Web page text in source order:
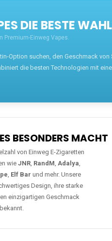
DIE BESTE
Premium-Einweg Vapes.
Option suchen, den Geschmack
die besten Technologien mit
BESONDERS MACHT
von Einweg E-Zigaretten
wie JNR, RandM, Adalya,
, Elf Bar und mehr. Unsere
Design, ihre starke
einzigartigen Geschmack
bekannt.